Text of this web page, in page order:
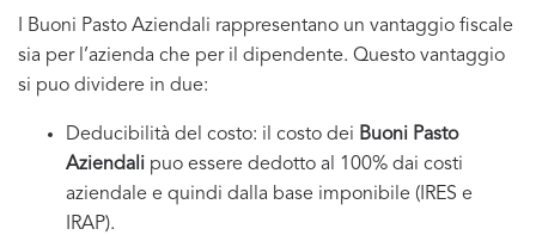
I Buoni Pasto Aziendali rappresentano un vantaggio fiscale
sia per l’azienda che per il dipendente. Questo vantaggio
si puo dividere in due:
Deducibilità del costo: il costo dei Buoni Pasto
Aziendali puo essere dedotto al 100% dai costi
aziendale e quindi dalla base imponibile (IRES e
IRAP).